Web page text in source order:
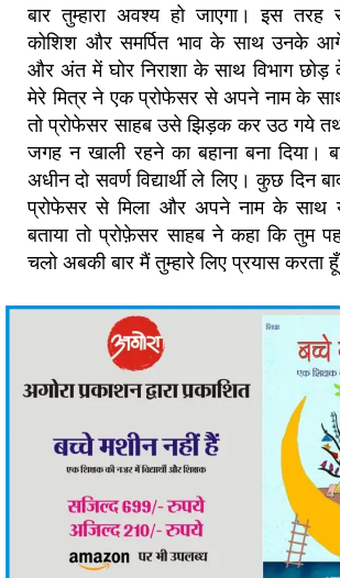
बार तुम्हारा अवश्य हो जाएगा। इस तरह से
कोशिश और समर्पित भाव के साथ उनके
और अंत में घोर निराशा के साथ विभाग
मेरे मित्र ने एक प्रोफेसर से अपने नाम के
तो प्रोफेसर साहब उसे झिड़क कर उठ गये
जगह न खाली रहने का बहाना बना दिया।
अधीन दो सवर्ण विद्यार्थी ले लिए। कुछ दिन बाद
प्रोफेसर से मिला और अपने नाम के साथ
बताया तो प्रोफ़ेसर साहब ने कहा कि तुम
चलो अबकी बार मैं तुम्हारे लिए प्रयास करता